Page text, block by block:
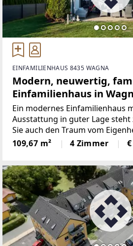
EINFAMILIENHAUS 8435 WAGNA
Modern, neuwertig,
Einfamilienhaus in
Ein modernes Einfamilienhaus
Ausstattung in guter Lage steht
Sie auch den Traum vom
möchten, dann ist dieses
Wagna/Leibnitz bestimmt
109,67 m² 4 Zimmer